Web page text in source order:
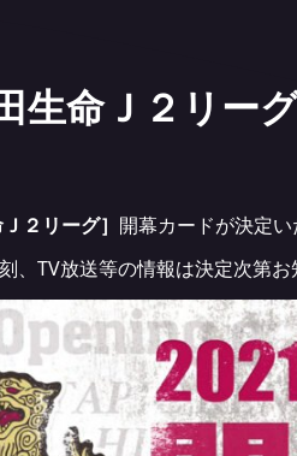
生命Ｊ２リ
２リーグ］ 開幕カードが決定い
、TV放送等の情報は決定次第お